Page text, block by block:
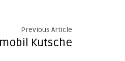
Previous Article
Kutsche